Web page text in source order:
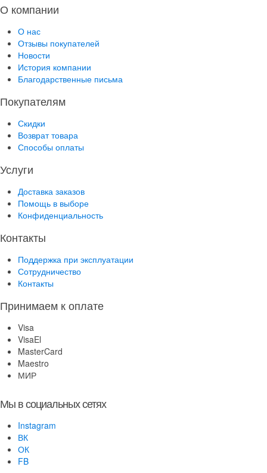
О компании
О нас
Отзывы покупателей
Новости
История компании
Благодарственные письма
Покупателям
Скидки
Возврат товара
Способы оплаты
Услуги
Доставка заказов
Помощь в выборе
Конфиденциальность
Контакты
Поддержка при эксплуатации
Сотрудничество
Контакты
Принимаем к оплате
Visa
VisaEl
MasterCard
Maestro
МИР
Мы в социальных сетях
Instagram
ВК
ОК
FB